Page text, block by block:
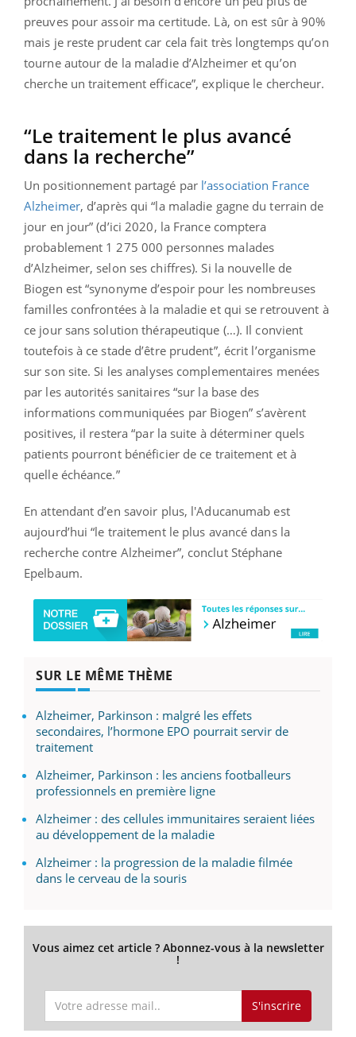
preuves pour assoir ma certitude. Là, on est sûr à 90%
mais je reste prudent car cela fait très longtemps qu’on
tourne autour de la maladie d’Alzheimer et qu’on
cherche un traitement efficace”, explique le chercheur.
“Le traitement le plus avancé
dans la recherche”
Un positionnement partagé par l’association France
Alzheimer, d’après qui “la maladie gagne du terrain de
jour en jour” (d’ici 2020, la France comptera
probablement 1 275 000 personnes malades
d’Alzheimer, selon ses chiffres). Si la nouvelle de
Biogen est “synonyme d’espoir pour les nombreuses
familles confrontées à la maladie et qui se retrouvent à
ce jour sans solution thérapeutique (…). Il convient
toutefois à ce stade d’être prudent”, écrit l’organisme
sur son site. Si les analyses complementaires menées
par les autorités sanitaires “sur la base des
informations communiquées par Biogen” s’avèrent
positives, il restera “par la suite à déterminer quels
patients pourront bénéficier de ce traitement et à
quelle échéance.”
En attendant d’en savoir plus, l'Aducanumab est
aujourd’hui “le traitement le plus avancé dans la
recherche contre Alzheimer”, conclut Stéphane
Epelbaum.
SUR LE MÊME THÈME
Alzheimer, Parkinson : malgré les effets
secondaires, l’hormone EPO pourrait servir de
traitement
Alzheimer, Parkinson : les anciens footballeurs
professionnels en première ligne
Alzheimer : des cellules immunitaires seraient liées
au développement de la maladie
Alzheimer : la progression de la maladie filmée
dans le cerveau de la souris
Vous aimez cet article ? Abonnez-vous à la newsletter
!
S'inscrire